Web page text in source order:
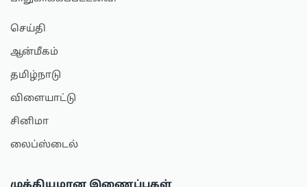
செய்தி
ஆன்மீகம்
தமிழ்நாடு
விளையாட்டு
சினிமா
லைப்ஸ்டைல்